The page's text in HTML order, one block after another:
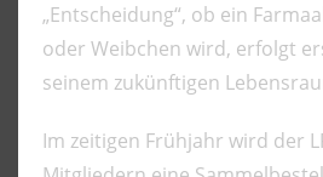
„Entscheidung“, ob ein
oder Weibchen wird, erfolgt
seinem zukünftigen
Im zeitigen Frühjahr wird der